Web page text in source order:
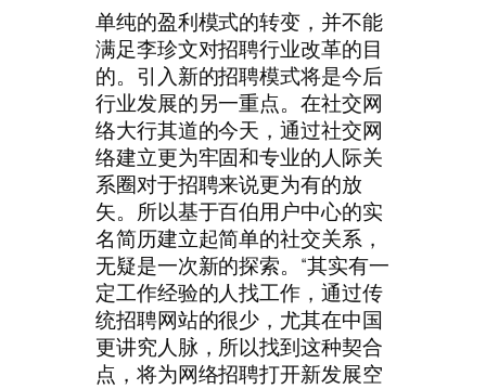
单纯的盈利模式的转变，并不能
满足李珍文对招聘行业改革的目
的。引入新的招聘模式将是今后
行业发展的另一重点。在社交网
络大行其道的今天，通过社交网
络建立更为牢固和专业的人际关
系圈对于招聘来说更为有的放
矢。所以基于百伯用户中心的实
名简历建立起简单的社交关系，
无疑是一次新的探索。“其实有一
定工作经验的人找工作，通过传
统招聘网站的很少，尤其在中国
更讲究人脉，所以找到这种契合
点，将为网络招聘打开新发展空